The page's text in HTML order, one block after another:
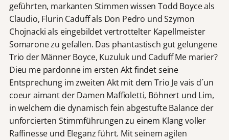
geführten, markanten Stimmen wissen Todd Boyce als
Claudio, Flurin Caduff als Don Pedro und Szymon
Chojnacki als eingebildet vertrottelter Kapellmeister
Somarone zu gefallen. Das phantastisch gut gelungene
Trio der Männer Boyce, Kuzuluk und Caduff Me marier?
Dieu me pardonne im ersten Akt findet seine
Entsprechung im zweiten Akt mit dem Trio Je vais d´un
coeur aimant der Damen Maffioletti, Böhnert und Lim,
in welchem die dynamisch fein abgestufte Balance der
unforcierten Stimmführungen zu einem Klang voller
Raffinesse und Eleganz führt. Mit seinem agilen